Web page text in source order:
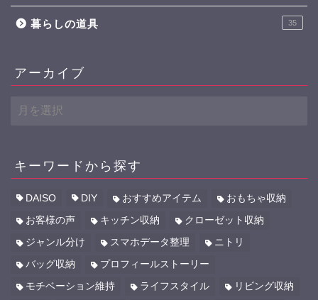
暮らしの道具 35
アーカイブ
ー
ブ
キーワードから探す
DAISO DIY おすすめアイテム おもちゃ収納
お客様の声 キッチン収納 クローゼット収納
ジャンル分け スマホデータ整理 ニトリ
バッグ収納 プロフィールストーリー
モチベーション維持 ライフスタイル リビング収納